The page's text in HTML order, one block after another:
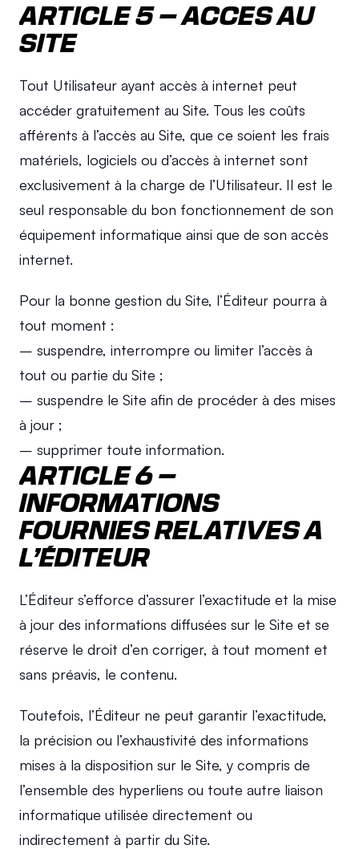
ARTICLE 5 – ACCES AU
SITE
Tout Utilisateur ayant accès à internet peut
accéder gratuitement au Site. Tous les coûts
afférents à l’accès au Site, que ce soient les frais
matériels, logiciels ou d’accès à internet sont
exclusivement à la charge de l’Utilisateur. Il est le
seul responsable du bon fonctionnement de son
équipement informatique ainsi que de son accès
internet.
Pour la bonne gestion du Site, l’Éditeur pourra à
tout moment :
– suspendre, interrompre ou limiter l’accès à
tout ou partie du Site ;
– suspendre le Site afin de procéder à des mises
à jour ;
– supprimer toute information.
ARTICLE 6 –
INFORMATIONS
FOURNIES RELATIVES A
L’ÉDITEUR
L’Éditeur s’efforce d’assurer l’exactitude et la mise
à jour des informations diffusées sur le Site et se
réserve le droit d’en corriger, à tout moment et
sans préavis, le contenu.
Toutefois, l’Éditeur ne peut garantir l’exactitude,
la précision ou l’exhaustivité des informations
mises à la disposition sur le Site, y compris de
l’ensemble des hyperliens ou toute autre liaison
informatique utilisée directement ou
indirectement à partir du Site.